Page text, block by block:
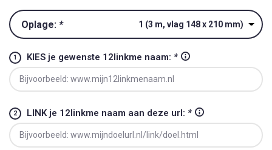
Oplage: * 1 (3 m, vlag 148 x 210 mm)
KIES je gewenste 12linkme naam: *
LINK je 12linkme naam aan deze url: *